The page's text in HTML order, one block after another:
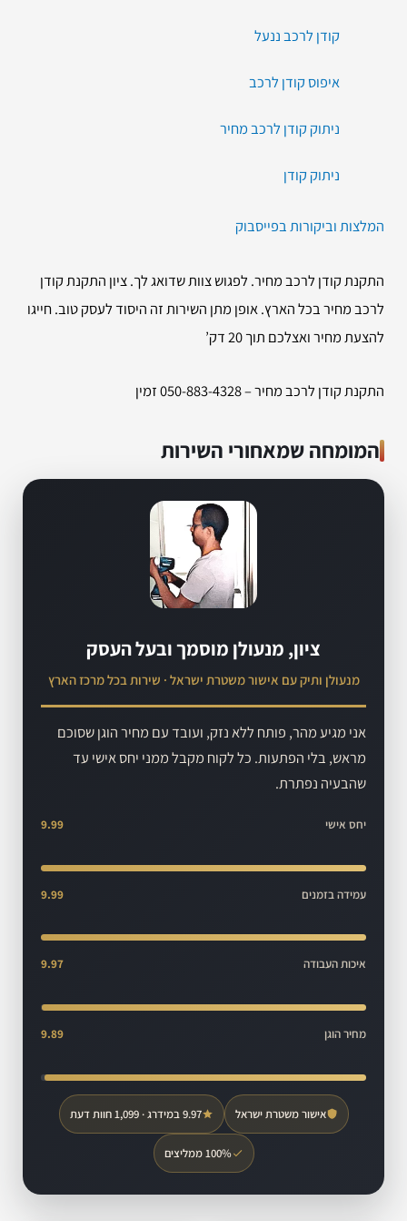
קודן לרכב ננעל
איפוס קודן לרכב
ניתוק קודן לרכב מחיר
ניתוק קודן
המלצות וביקורות בפייסבוק
התקנת קודן לרכב מחיר. לפגוש צוות שדואג לך. ציון התקנת קודן
לרכב מחיר בכל הארץ. אופן מתן השירות זה היסוד לעסק טוב. חייגו
להצעת מחיר ואצלכם תוך 20 דק’
התקנת קודן לרכב מחיר – 050-883-4328 זמין
המומחה שמאחורי השירות
ציון, מנעולן מוסמך ובעל העסק
מנעולן ותיק עם אישור משטרת ישראל · שירות בכל מרכז הארץ
אני מגיע מהר, פותח ללא נזק, ועובד עם מחיר הוגן שסוכם
מראש, בלי הפתעות. כל לקוח מקבל ממני יחס אישי עד
שהבעיה נפתרת.
יחס אישי 9.99
עמידה בזמנים 9.99
איכות העבודה 9.97
מחיר הוגן 9.89
אישור משטרת ישראל 9.97 במידרג · 1,099 חוות דעת
100% ממליצים